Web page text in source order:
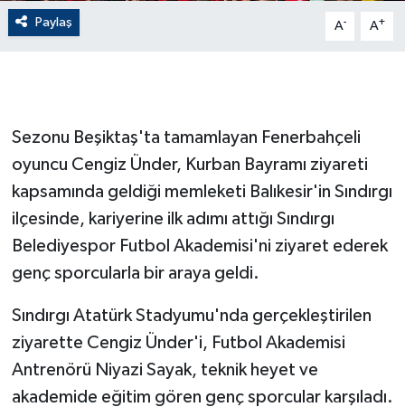
Paylaş A- A+
Sezonu Beşiktaş'ta tamamlayan Fenerbahçeli
oyuncu Cengiz Ünder, Kurban Bayramı ziyareti
kapsamında geldiği memleketi Balıkesir'in Sındırgı
ilçesinde, kariyerine ilk adımı attığı Sındırgı
Belediyespor Futbol Akademisi'ni ziyaret ederek
genç sporcularla bir araya geldi.
Sındırgı Atatürk Stadyumu'nda gerçekleştirilen
ziyarette Cengiz Ünder'i, Futbol Akademisi
Antrenörü Niyazi Sayak, teknik heyet ve
akademide eğitim gören genç sporcular karşıladı.
Flaş Haber
GÜNDEM
Güvenlik
HABERDE İNSAN
İş Dünyası
Jandarma